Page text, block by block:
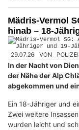
Mädris-Vermol
hinab – 18-
29.07.26 VON
In der Nacht von
der Nähe der Alp
abgekommen und
Ein 18-Jähriger und
Zwei weitere
wurden leicht und